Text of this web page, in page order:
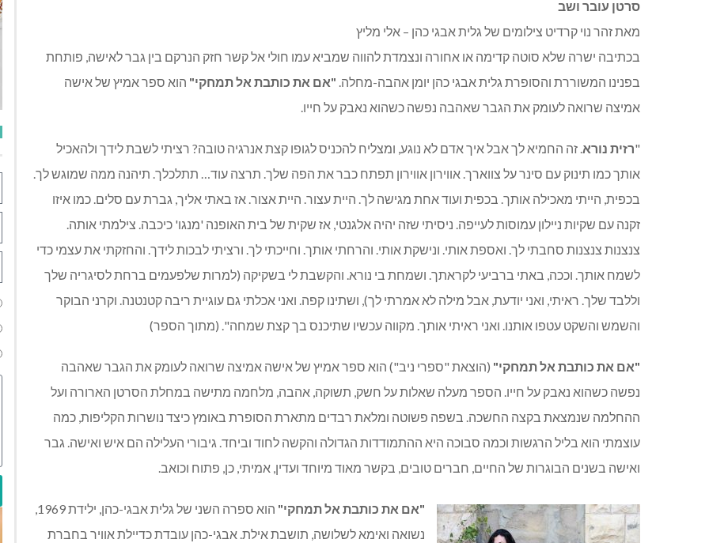
סרטן עובר ושב
מאת זהר נוי קרדיט צילומים של גלית אבגי כהן – אלי מליץ
בכתיבה ישרה שלא סוטה קדימה או אחורה ונצמדת להווה שמביא עמו חולי אל קשר חזק הנרקם בין גבר לאישה, פותחת
בפנינו המשוררת והסופרת גלית אבגי כהן יומן אהבה-מחלה. "אם את כותבת אל תמחקי" הוא ספר אמיץ של אישה
אמיצה שרואה לעומק את הגבר שאהבה נפשה כשהוא נאבק על חייו.
"רזית נורא. זה החמיא לך אבל איך אדם לא נוגע, ומצליח להכניס לגופו קצת אנרגיה טובה? רציתי לשבת לידך ולהאכיל
אותך כמו תינוק עם סינר על צווארך. אווירון אווירון תפתח כבר את הפה שלך. תרצה עוד… תתלכלך. תיהנה ממה שמוגש לך.
בכפית, הייתי מאכילה אותך. בכפית ועוד אחת מגישה לך. היית עצור. היית אצור. אז באתי אליך, גברת עם סלים. כמו איזו
זקנה עם שקיות ניילון עמוסות לעייפה. ניסיתי שזה יהיה אלגנטי, אז שקית של בית האופנה 'מנגו' כיכבה. צילמתי אותה.
צנצנות צנצנות סחבתי לך. ואספת אותי. ונישקת אותי. והרחתי אותך. וחייכתי לך. ורציתי לבכות לידך. והחזקתי את עצמי כדי
לשמח אותך. וככה, באתי ברביעי לקראתך. ושמחת בי נורא. והקשבת לי בשקיקה (למרות שלפעמים ברחת לסיגריה שלך
וללבד שלך. ראיתי, ואני יודעת, אבל מילה לא אמרתי לך), ושתינו קפה. ואני אכלתי גם עוגיית ריבה קטנטנה. וקרני הבוקר
והשמש והשקט עטפו אותנו. ואני ראיתי אותך. מקווה עכשיו שתיכנס בך קצת שמחה". (מתוך הספר)
"אם את כותבת אל תמחקי" (הוצאת "ספרי ניב") הוא ספר אמיץ של אישה אמיצה שרואה לעומק את הגבר שאהבה
נפשה כשהוא נאבק על חייו. הספר מעלה שאלות על חשק, תשוקה, אהבה, מלחמה מתישה במחלת הסרטן הארורה ועל
ההחלמה שנמצאת בקצה החשכה. בשפה פשוטה ומלאת רבדים מתארת הסופרת באומץ כיצד נושרות הקליפות, כמה
עוצמתי הוא בליל הרגשות וכמה סבוכה היא ההתמודדות הגדולה והקשה לחוד וביחד. גיבורי העלילה הם איש ואישה. גבר
ואישה בשנים הבוגרות של החיים, חברים טובים, בקשר מאוד מיוחד ועדין, אמיתי, כן, פתוח וכואב.
"אם את כותבת אל תמחקי"
הוא ספרה השני של גלית אבגי-כהן, ילידת 1969,
נשואה ואימא לשלושה, תושבת אילת. אבגי-כהן עובדת כדיילת אוויר בחברת